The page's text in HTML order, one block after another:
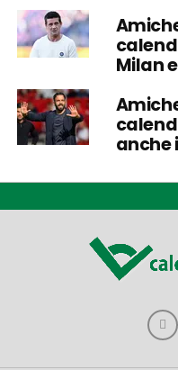
Milan
anche